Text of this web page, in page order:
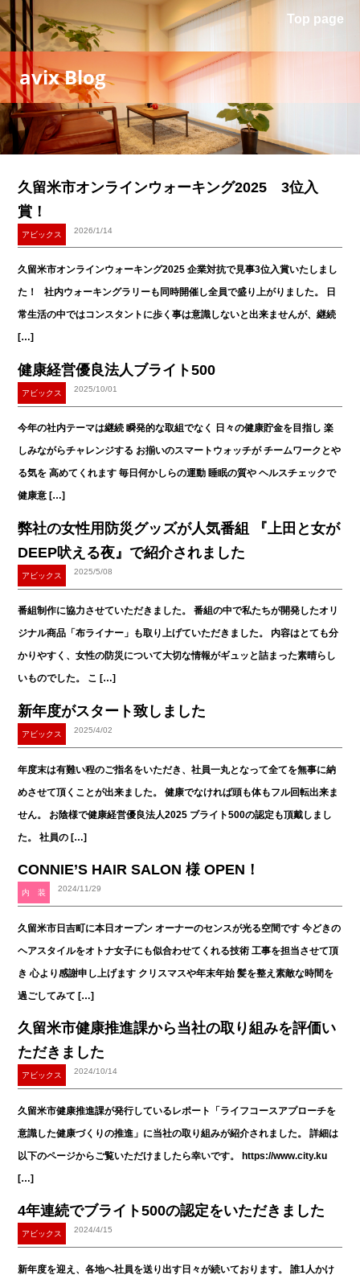
Top page
avix Blog
久留米市オンラインウォーキング2025 3位入
賞！
2026/1/14
アビックス
久留米市オンラインウォーキング2025 企業対抗で見事3位入賞いたしまし
た！ 社内ウォーキングラリーも同時開催し全員で盛り上がりました。 日
常生活の中ではコンスタントに歩く事は意識しないと出来ませんが、継続
[…]
健康経営優良法人ブライト500
2025/10/01
アビックス
今年の社内テーマは継続 瞬発的な取組でなく 日々の健康貯金を目指し 楽
しみながらチャレンジする お揃いのスマートウォッチが チームワークとや
る気を 高めてくれます 毎日何かしらの運動 睡眠の質や ヘルスチェックで
健康意 […]
弊社の女性用防災グッズが人気番組 『上田と女が
DEEP吠える夜』で紹介されました
2025/5/08
アビックス
番組制作に協力させていただきました。 番組の中で私たちが開発したオリ
ジナル商品「布ライナー」も取り上げていただきました。 内容はとても分
かりやすく、女性の防災について大切な情報がギュッと詰まった素晴らし
いものでした。 こ […]
新年度がスタート致しました
2025/4/02
アビックス
年度末は有難い程のご指名をいただき、社員一丸となって全てを無事に納
めさせて頂くことが出来ました。 健康でなければ頭も体もフル回転出来ま
せん。 お陰様で健康経営優良法人2025 ブライト500の認定も頂戴しまし
た。 社員の […]
CONNIE’S HAIR SALON 様 OPEN！
2024/11/29
内 装
久留米市日吉町に本日オープン オーナーのセンスが光る空間です 今どきの
ヘアスタイルをオトナ女子にも似合わせてくれる技術 工事を担当させて頂
き 心より感謝申し上げます クリスマスや年末年始 髪を整え素敵な時間を
過ごしてみて […]
久留米市健康推進課から当社の取り組みを評価い
ただきました
2024/10/14
アビックス
久留米市健康推進課が発行しているレポート「ライフコースアプローチを
意識した健康づくりの推進」に当社の取り組みが紹介されました。 詳細は
以下のページからご覧いただけましたら幸いです。 https://www.city.ku
[…]
4年連続でブライト500の認定をいただきました
2024/4/15
アビックス
新年度を迎え、各地へ社員を送り出す日々が続いております。 誰1人かけ